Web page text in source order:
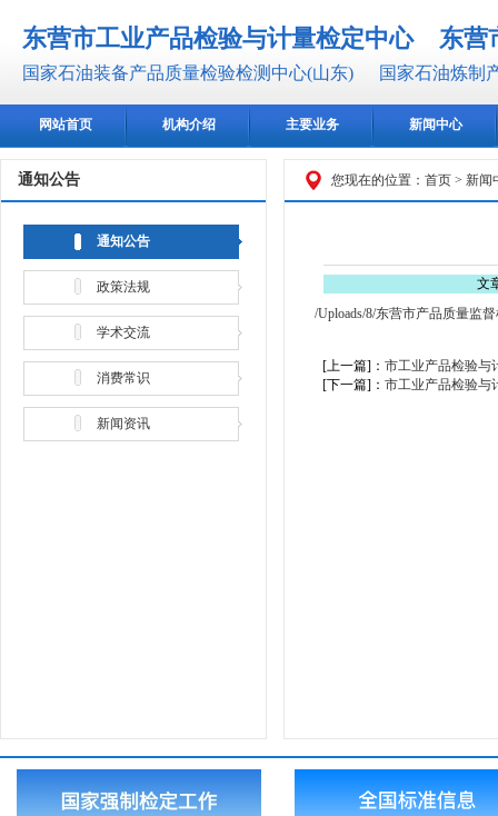
东营市工业产品检验与计量检定中心 东营
国家石油装备产品质量检验检测中心(山东) 国家石油炼制
网站首页 机构介绍 主要业务 新闻中心
通知公告
通知公告
政策法规
学术交流
消费常识
新闻资讯
您现在的位置： 首页 > 新闻
文
/Uploads/8/东营市产品质量监
[上一篇]：市工业产品检验与
[下一篇]：市工业产品检验与